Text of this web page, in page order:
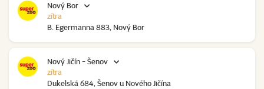
Nový Bor
B. Egermanna 883, Nový Bor
zítra
Nový Jičín - Šenov
Dukelská 684, Šenov u Nového Jičína
zítra